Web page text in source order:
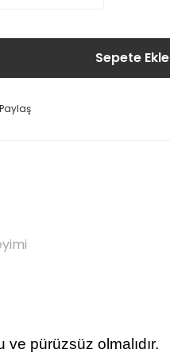
Sepete Ekle
Paylaş
pürüzsüz olmalıdır.